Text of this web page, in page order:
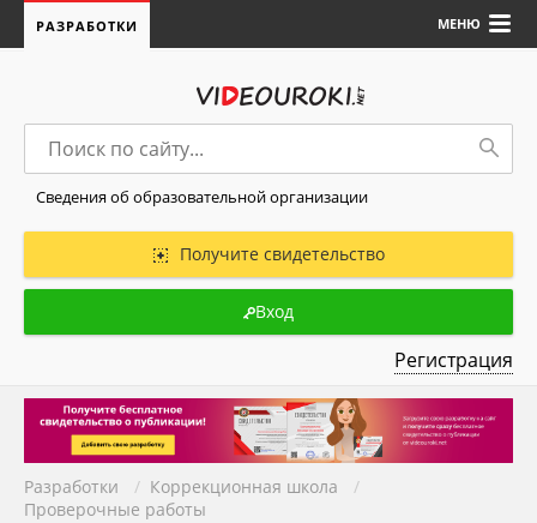
МЕНЮ
РАЗРАБОТКИ
Сведения об образовательной организации
Получите свидетельство
Вход
Регистрация
Разработки / Коррекционная школа
/
Проверочные работы